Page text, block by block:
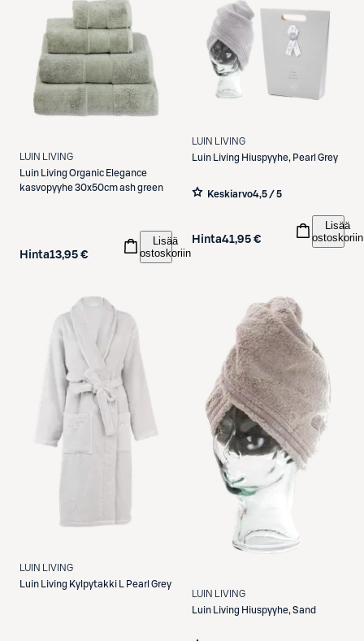
LUIN LIVING
Luin Living Organic Elegance
kasvopyyhe 30x50cm ash green
Hinta13,95 €
Lisää
ostoskoriin
LUIN LIVING
Luin Living Hiuspyyhe, Pearl Grey
Keskiarvo4,5 / 5
Hinta41,95 €
Lisää
ostoskoriin
LUIN LIVING
Luin Living Kylpytakki L Pearl Grey
LUIN LIVING
Luin Living Hiuspyyhe, Sand